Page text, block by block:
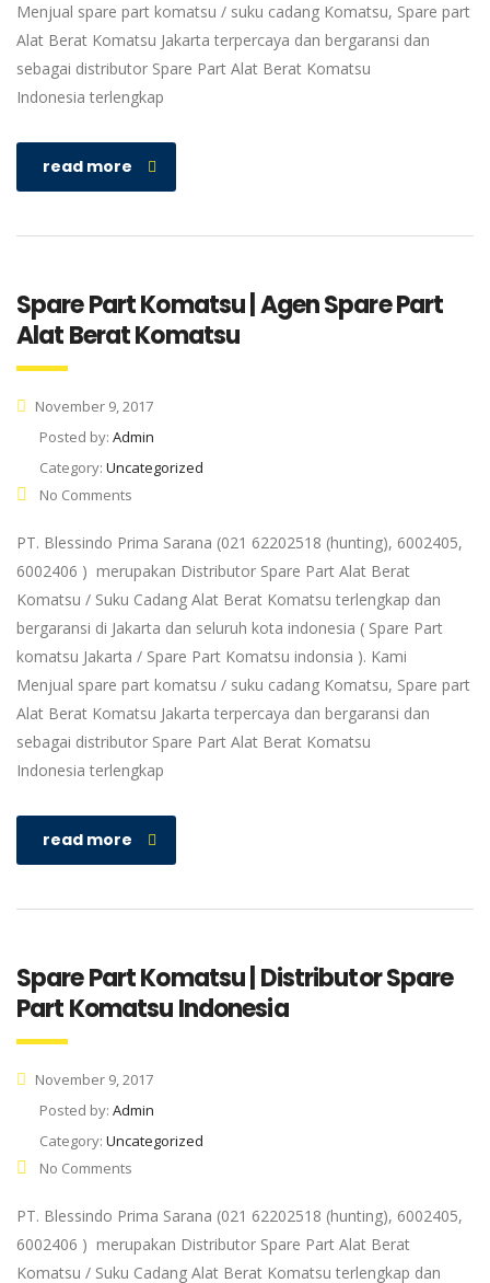
Menjual spare part komatsu / suku cadang Komatsu, Spare part
Alat Berat Komatsu Jakarta terpercaya dan bergaransi dan
sebagai distributor Spare Part Alat Berat Komatsu
Indonesia terlengkap
read more
Spare Part Komatsu | Agen Spare Part
Alat Berat Komatsu
November 9, 2017
Posted by: Admin
Category: Uncategorized
No Comments
PT. Blessindo Prima Sarana (021 62202518 (hunting), 6002405,
6002406 ) merupakan Distributor Spare Part Alat Berat
Komatsu / Suku Cadang Alat Berat Komatsu terlengkap dan
bergaransi di Jakarta dan seluruh kota indonesia ( Spare Part
komatsu Jakarta / Spare Part Komatsu indonsia ). Kami
Menjual spare part komatsu / suku cadang Komatsu, Spare part
Alat Berat Komatsu Jakarta terpercaya dan bergaransi dan
sebagai distributor Spare Part Alat Berat Komatsu
Indonesia terlengkap
read more
Spare Part Komatsu | Distributor Spare
Part Komatsu Indonesia
November 9, 2017
Posted by: Admin
Category: Uncategorized
No Comments
PT. Blessindo Prima Sarana (021 62202518 (hunting), 6002405,
6002406 ) merupakan Distributor Spare Part Alat Berat
Komatsu / Suku Cadang Alat Berat Komatsu terlengkap dan